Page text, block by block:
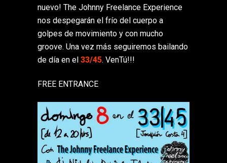
nuevo! The Johnny Freelance Experience
nos despegarán el frío del cuerpo a
golpes de movimiento y con mucho
groove. Una vez más seguiremos bailando
de día en el 33/45. VenTú!!!
FREE ENTRANCE